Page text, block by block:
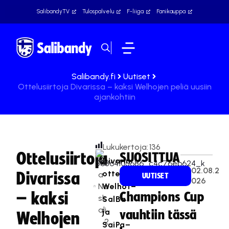
SalibandyTV Tulospalvelu F-liiga Fanikauppa
Salibandy.fi
Uutiset
Ottelusiirtoja Divarissa – kaksi Welhojen peliä uusiin
ajankohtiin
Ottelusiirtoja
Divarissa
– kaksi
Welhojen
Te
a
Na
sk
ali
2
Lukukertoja:136
Divarin
ottelut
Welhot–
SalBa
ja
SaiPa–
SUOSITTUA
UUTISET
02.08.2
026
Champions Cup
vauhtiin tässä